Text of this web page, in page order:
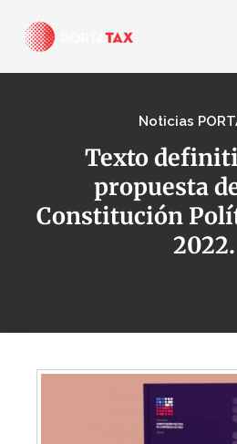
Noticias
Texto
propuesta
Constitución
2022.